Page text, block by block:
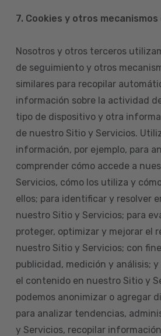
7. Cookies y otros
Nosotros y otros terceros
de seguimiento y otros
similares para recopilar
información sobre la actividad
tipo de dispositivo y otra
de nuestro Sitio y Servicios.
información, por ejemplo, para
comprender cómo accede a
Servicios, cómo los utiliza y
ellos; para identificar y resolver
nuestro Sitio y Servicios; para
proteger, optimizar y mejorar el
nuestro Sitio y Servicios; con
publicidad, medición y análisis;
el contenido en nuestro Sitio y
podemos anonimizar o agregar
para analizar tendencias,
y Servicios, recopilar